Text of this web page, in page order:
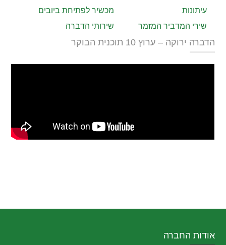
מכשיר לפתיחת ביובים
עיתונות
שירותי הדברה
שירי המדביר המזמר
הדברה ירוקה – ערוץ 10 תוכנית הבוקר
אודות החברה